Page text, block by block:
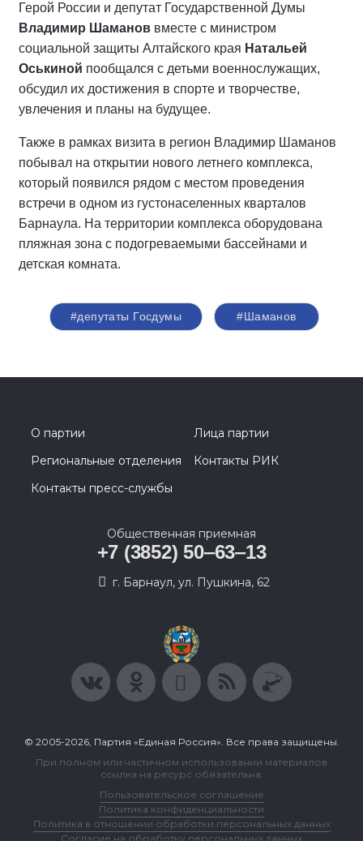
Герой России и депутат Государственной Думы
Владимир Шаманов вместе с министром
социальной защиты Алтайского края Натальей
Оськиной пообщался с детьми военнослужащих,
обсудил их достижения в спорте и творчестве,
увлечения и планы на будущее.
Также в рамках визита в регион Владимир Шаманов
побывал на открытии нового летнего комплекса,
который появился рядом с местом проведения
встречи в одном из густонаселенных кварталов
Барнаула. На территории комплекса оборудована
пляжная зона с подогреваемыми бассейнами и
детская комната.
#депутаты Госдумы #Шаманов
О партии
Лица партии
Региональные отделения
Контакты РИК
Контакты пресс-службы
Общественная приемная
+7 (3852) 50‒63‒13
г. Барнаул, ул. Пушкина, 62
© 2005-2026, Партия «Единая Россия». Все права защищены.
При полном или частичном использовании материалов
ссылка на ресурс обязательна.
Пользовательское соглашение
Политика конфиденциальности
Политика в отношении обработки персональных данных
Согласие на обработку персональных данных